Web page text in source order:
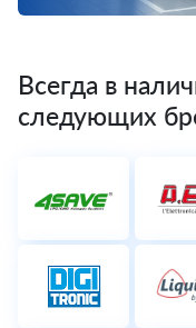
Всегда в
следующих